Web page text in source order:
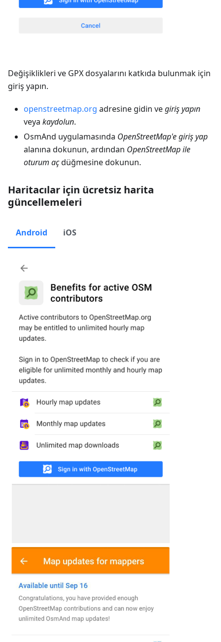
Değişiklikleri ve GPX dosyalarını katkıda bulunmak için
giriş yapın.
openstreetmap.org adresine gidin vegiriş yapın
veya kaydolun.
OsmAnd uygulamasında OpenStreetMap'e giriş yap
alanına dokunun, ardından OpenStreetMap ile
oturum açdüğmesine dokunun.
Haritacılar için ücretsiz harita
güncellemeleri
Android iOS